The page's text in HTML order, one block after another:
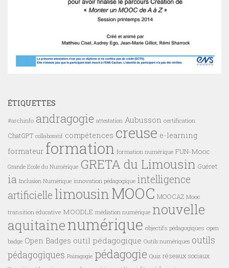
ÉTIQUETTES
#archinfo andragogie attestation Aubusson certification
ChatGPT collaboratif compétences creuse e-learning
formateur formation formation numérique FUN-Mooc
Grande Ecole du Numérique GRETA du Limousin Guéret
ia Inclusion Numérique innovation pédagogique intelligence
artificielle limousinMOOC MOOCAZ Mooc
transition éducative MOODLE médiation numérique nouvelle
aquitainenumérique objectifs pédagogiques open
badge Open Badges outil pédagogique Outils numériques outils
pédagogiques Pairagogie pédagogie Quiz réseaux sociaux